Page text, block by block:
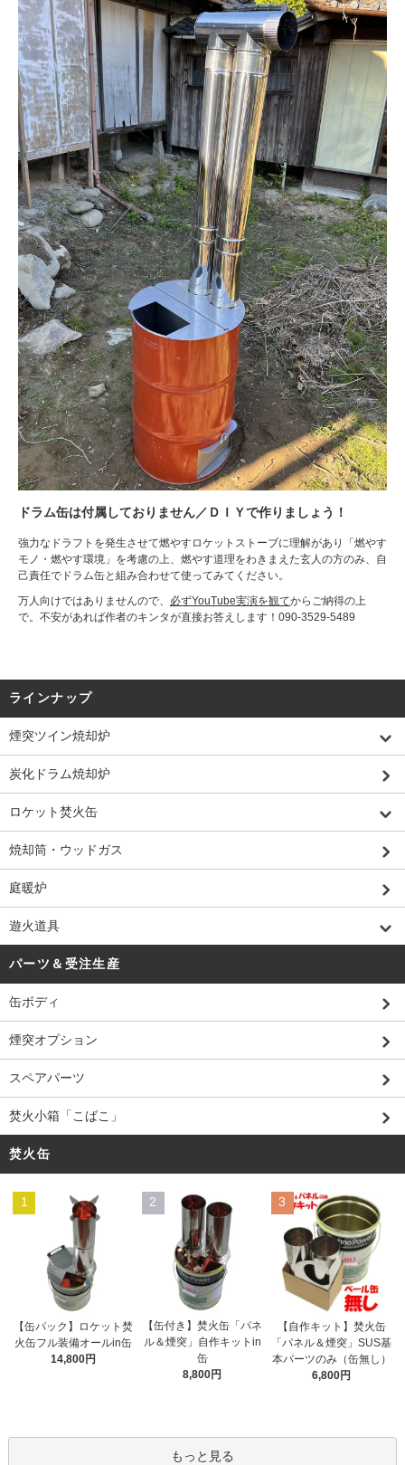
ドラム缶は付属しておりません／ＤＩＹで作りましょう！
強力なドラフトを発生させて燃やすロケットストーブに理解があり「燃やす
モノ・燃やす環境」を考慮の上、燃やす道理をわきまえた玄人の方のみ、自
己責任でドラム缶と組み合わせて使ってみてください。
万人向けではありませんので、 必ずYouTube実演を観てからご納得の上
で。不安があれば作者のキンタが直接お答えします！090-3529-5489
ラインナップ
煙突ツイン焼却炉
炭化ドラム焼却炉
ロケット焚火缶
焼却筒・ウッドガス
庭暖炉
遊火道具
パーツ＆受注生産
缶ボディ
煙突オプション
スペアパーツ
焚火小箱「こばこ」
焚火缶
1
【缶パック】ロケット焚
火缶フル装備オールin缶
14,800円
2
【缶付き】焚火缶「パネ
ル＆煙突」自作キットin
缶
8,800円
3
【自作キット】焚火缶
「パネル＆煙突」SUS基
本パーツのみ（缶無し）
6,800円
もっと見る